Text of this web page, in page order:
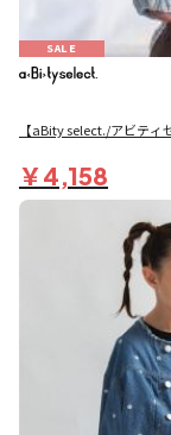
SALE
【aBity select./アビテ
￥4,158